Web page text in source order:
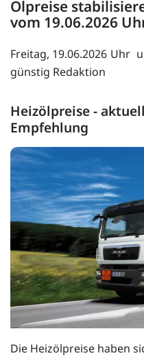
Ölpreise
vom 19.06.2026
Freitag, 19.06.2026
günstig Redaktion
Heizölpreise -
Empfehlung
Die Heizölpreise haben